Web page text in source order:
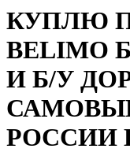
КУПЛЮ
И Б/У
РОССИИ